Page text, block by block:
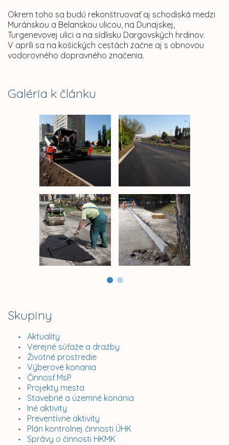
Galéria k článku
Skupiny
Aktuality
Verejné súťaže a dražby
Životné prostredie
Výberové konania
Činnosť MsP
Projekty mesta
Stavebné a územné konania
Iné aktivity
Preventívne aktivity
Plán kontrolnej činnosti ÚHK
Správy o činnosti HKMK
Okrem toho sa budú rekonštruovať aj schodiská medzi
Muránskou a Belanskou ulicou, na Dunajskej,
Turgenevovej ulici a na sídlisku Dargovských hrdinov.
V apríli sa na košických cestách začne aj s obnovou
vodorovného dopravného značenia.